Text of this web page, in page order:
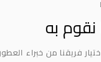
نقوم به
فريقنا من خبراء